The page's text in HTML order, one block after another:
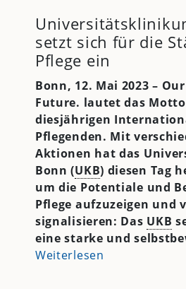
setzt sich für die
Pflege ein
Bonn, 12. Mai 2023 –
Future. lautet das Motto
diesjährigen
Pflegenden. Mit
Aktionen hat das
Bonn (UKB) diesen Tag
um die Potentiale und
Pflege aufzuzeigen und
signalisieren: Das UKB
eine starke und
Weiterlesen